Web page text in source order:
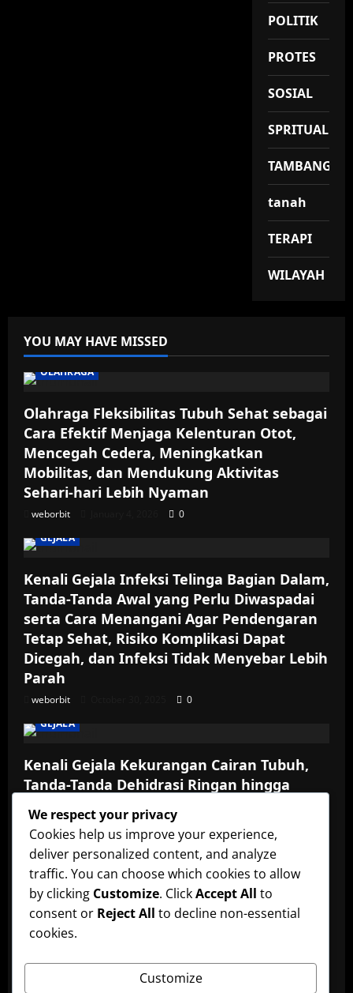
POLITIK
PROTES
SOSIAL
SPRITUAL
TAMBANG
tanah
TERAPI
WILAYAH
YOU MAY HAVE MISSED
OLAHRAGA
Olahraga Fleksibilitas Tubuh Sehat sebagai
Cara Efektif Menjaga Kelenturan Otot,
Mencegah Cedera, Meningkatkan
Mobilitas, dan Mendukung Aktivitas
Sehari-hari Lebih Nyaman
weborbit
0
GEJALA
Kenali Gejala Infeksi Telinga Bagian Dalam,
Tanda-Tanda Awal yang Perlu Diwaspadai
serta Cara Menangani Agar Pendengaran
Tetap Sehat, Risiko Komplikasi Dapat
Dicegah, dan Infeksi Tidak Menyebar Lebih
Parah
weborbit
0
GEJALA
Kenali Gejala Kekurangan Cairan Tubuh,
Tanda-Tanda Dehidrasi Ringan hingga
Berat yang Perlu Diwaspadai serta Cara
Menjaga Asupan Cairan Agar Tubuh Tetap
Sehat dan Fungsi Organ Optimal
weborbit October 30, 2025
0
ADONAN
Resep Adonan Kulit Pie Renyah: Cara
Rumah untuk Aneka Isian Manis dan
We respect your privacy
Cookies help us improve your experience,
deliver personalized content, and analyze
traffic. You can choose which cookies to allow
by clicking Customize. ClickAccept All to
consent or Reject All to decline non-essential
cookies.
Customize